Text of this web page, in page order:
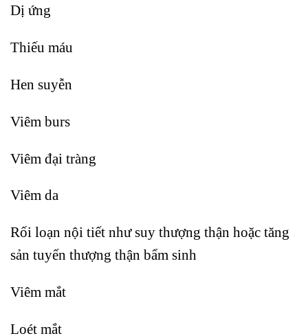
Dị ứng
Thiếu máu
Hen suyễn
Viêm burs
Viêm đại tràng
Viêm da
Rối loạn nội tiết như suy thượng thận hoặc tăng
sản tuyến thượng thận bẩm sinh
Viêm mắt
Loét mắt